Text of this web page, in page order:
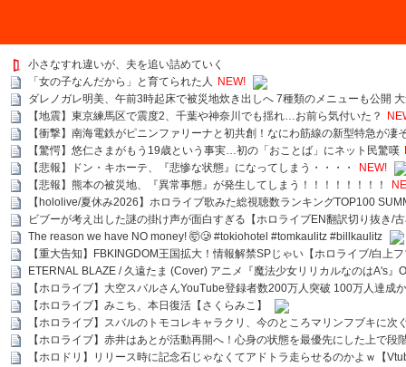
小さなすれ違いが、夫を追い詰めていく
「女の子なんだから」と育てられた人
NEW!
ダレノガレ明美、午前3時起床で被災地炊き出しへ 7種類のメニューも公開
【地震】東京練馬区で震度2、千葉や神奈川でも揺れ…お前ら気付いた？
【衝撃】南海電鉄がピニンファリーナと初共創！なにわ筋線の新型特急が凄
【驚愕】悠仁さまがもう19歳という事実…初の「おことば」にネット民驚嘆
【悲報】ドン・キホーテ、『悲惨な状態』になってしまう・・・・
NEW!
【悲報】熊本の被災地、『異常事態』が発生してしまう！！！！！！！！
【hololive/夏休み2026】ホロライブ歌みた総視聴数ランキングTOP100
ビブーが考え出した謎の掛け声が面白すぎる【ホロライブEN翻訳切り抜き/
The reason we have NO money! 🤯🥲 #tokiohotel #tomkaulitz #billkaulitz
【重大告知】FBKINGDOM王国拡大！情報解禁SPじゃい【ホロライブ/白上
ETERNAL BLAZE / 久遠たま (Cover) アニメ『魔法少女リリカルなのはA's』
【ホロライブ】大空スバルさんYouTube登録者数200万人突破 100万人達成
【ホロライブ】みこち、本日復活【さくらみこ】
【ホロライブ】スバルのトモコレキャラクリ、今のところマリンフブキに
【ホロライブ】赤井はあとが活動再開へ！心身の状態を最優先にした上で段
【ホロドリ】リリース時に記念石じゃなくてアドトラ走らせるのかよｗ【